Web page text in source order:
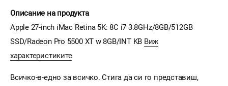
Описание на продукта
Apple 27-inch iMac Retina 5K: 8C i7 3.8GHz/8GB/512GB
SSD/Radeon Pro 5500 XT w 8GB/INT KB Виж
характеристиките
Всичко-в-едно за всичко. Стига да си го представиш,